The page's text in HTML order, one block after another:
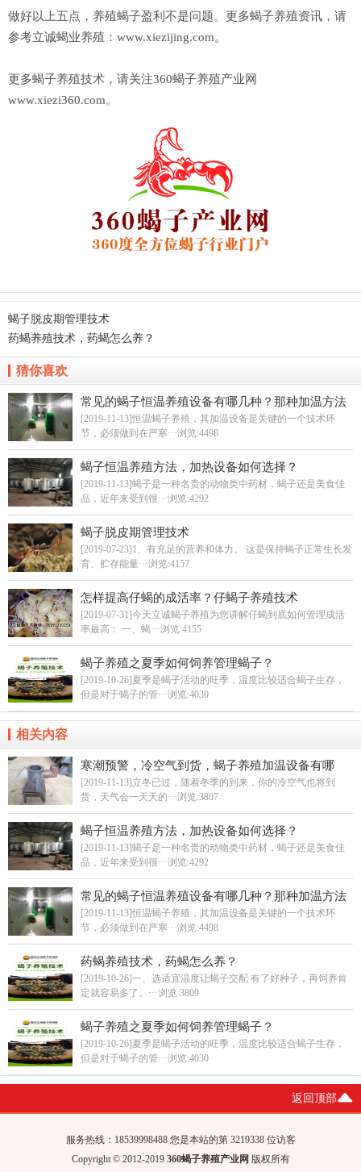
做好以上五点，养殖蝎子盈利不是问题。更多蝎子养殖资讯，请
参考立诚蝎业养殖：www.xiezijing.com。
更多蝎子养殖技术，请关注360蝎子养殖产业网
www.xiezi360.com。
蝎子脱皮期管理技术
药蝎养殖技术，药蝎怎么养？
猜你喜欢
常见的蝎子恒温养殖设备有哪几种？那种加温方法
最省成本？
[2019-11-13]恒温蝎子养殖，其加温设备是关键的一个技术环
节，必须做到在严寒···浏览:4498
蝎子恒温养殖方法，加热设备如何选择？
[2019-11-13]蝎子是一种名贵的动物类中药材，蝎子还是美食佳
品，近年来受到很···浏览:4292
蝎子脱皮期管理技术
[2019-07-23]1、有充足的营养和体力。 这是保持蝎子正常生长发
育、贮存能量···浏览:4157
怎样提高仔蝎的成活率？仔蝎子养殖技术
[2019-07-31]今天立诚蝎子养殖为您讲解仔蝎到底如何管理成活
率最高： 一、蝎···浏览:4155
蝎子养殖之夏季如何饲养管理蝎子？
[2019-10-26]夏季是蝎子活动的旺季，温度比较适合蝎子生存，
但是对于蝎子的管···浏览:4030
相关内容
寒潮预警，冷空气到货，蝎子养殖加温设备有哪
些？
[2019-11-13]立冬已过，随着冬季的到来，你的冷空气也将到
货，天气会一天天的···浏览:3807
蝎子恒温养殖方法，加热设备如何选择？
[2019-11-13]蝎子是一种名贵的动物类中药材，蝎子还是美食佳
品，近年来受到很···浏览:4292
常见的蝎子恒温养殖设备有哪几种？那种加温方法
最省成本？
[2019-11-13]恒温蝎子养殖，其加温设备是关键的一个技术环
节，必须做到在严寒···浏览:4498
药蝎养殖技术，药蝎怎么养？
[2019-10-26]一、选适宜温度让蝎子交配 有了好种子，再饲养肯
定就容易多了。···浏览:3809
蝎子养殖之夏季如何饲养管理蝎子？
[2019-10-26]夏季是蝎子活动的旺季，温度比较适合蝎子生存，
但是对于蝎子的管···浏览:4030
返回顶部
服务热线：18539998488 您是本站的第 3219338 位访客
Copyright © 2012-2019 360蝎子养殖产业网 版权所有